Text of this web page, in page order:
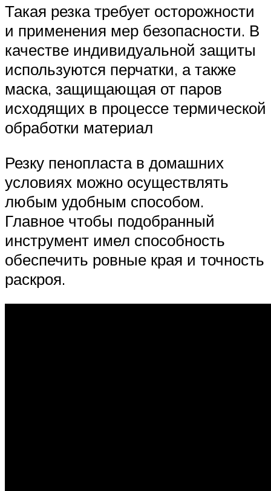
Такая резка требует осторожности
и применения мер безопасности. В
качестве индивидуальной защиты
используются перчатки, а также
маска, защищающая от паров
исходящих в процессе термической
обработки материал
Резку пенопласта в домашних
условиях можно осуществлять
любым удобным способом.
Главное чтобы подобранный
инструмент имел способность
обеспечить ровные края и точность
раскроя.